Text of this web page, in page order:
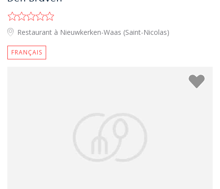
Restaurant à Nieuwkerken-Waas (Saint-Nicolas)
FRANÇAIS